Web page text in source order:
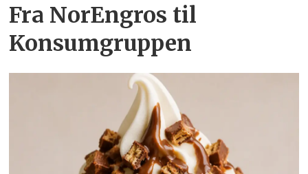
Fra NorEngros til
Konsumgruppen